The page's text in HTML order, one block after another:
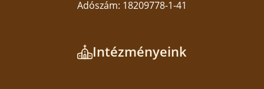
Adószám: 18209778-1-41
Intézményeink